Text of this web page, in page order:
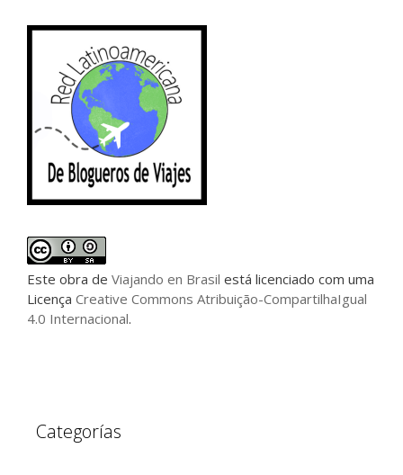
Este obra de Viajando en Brasil está licenciado com uma
Licença Creative Commons Atribuição-CompartilhaIgual
4.0 Internacional.
Categorías